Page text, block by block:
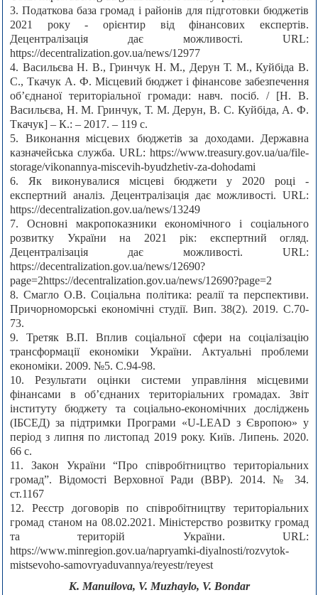
3. Податкова база громад і районів для підготовки бюджетів
2021 року - орієнтир від фінансових експертів.
Децентралізація дає можливості. URL:
https://decentralization.gov.ua/news/12977
4. Васильєва Н. В., Гринчук Н. М., Дерун Т. М., Куйбіда В.
С., Ткачук А. Ф. Місцевий бюджет і фінансове забезпечення
об’єднаної територіальної громади: навч. посіб. / [Н. В.
Васильєва, Н. М. Гринчук, Т. М. Дерун, В. С. Куйбіда, А. Ф.
Ткачук] – К.: – 2017. – 119 с.
5. Виконання місцевих бюджетів за доходами. Державна
казначейська служба. URL: https://www.treasury.gov.ua/ua/file-
storage/vikonannya-miscevih-byudzhetiv-za-dohodami
6. Як виконувалися місцеві бюджети у 2020 році -
експертний аналіз. Децентралізація дає можливості. URL:
https://decentralization.gov.ua/news/13249
7. Основні макропоказники економічного і соціального
розвитку України на 2021 рік: експертний огляд.
Децентралізація дає можливості. URL:
https://decentralization.gov.ua/news/12690?
page=2https://decentralization.gov.ua/news/12690?page=2
8. Смагло О.В. Соціальна політика: реалії та перспективи.
Причорноморські економічні студії. Вип. 38(2). 2019. С.70-
73.
9. Третяк В.П. Вплив соціальної сфери на соціалізацію
трансформації економіки України. Актуальні проблеми
економіки. 2009. №5. С.94-98.
10. Результати оцінки системи управління місцевими
фінансами в об’єднаних територіальних громадах. Звіт
інституту бюджету та соціально-економічних досліджень
(ІБСЕД) за підтримки Програми «U-LEAD з Європою» у
період з липня по листопад 2019 року. Київ. Липень. 2020.
66 с.
11. Закон України “Про співробітництво територіальних
громад”. Відомості Верховної Ради (ВВР). 2014. № 34.
ст.1167
12. Реєстр договорів по співробітництву територіальних
громад станом на 08.02.2021. Міністерство розвитку громад
та територій України. URL:
https://www.minregion.gov.ua/napryamki-diyalnosti/rozvytok-
mistsevoho-samovryaduvannya/reyestr/reyest
К. Manuilova, V. Muzhaylo, V. Bondar